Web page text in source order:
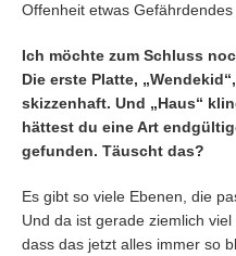
Offenheit etwas Gefährdendes
Ich möchte zum Schluss
Die erste Platte,
skizzenhaft. Und „Haus“
hättest du eine Art
gefunden. Täuscht das?
Es gibt so viele Ebenen, die
Und da ist gerade ziemlich
dass das jetzt alles immer so